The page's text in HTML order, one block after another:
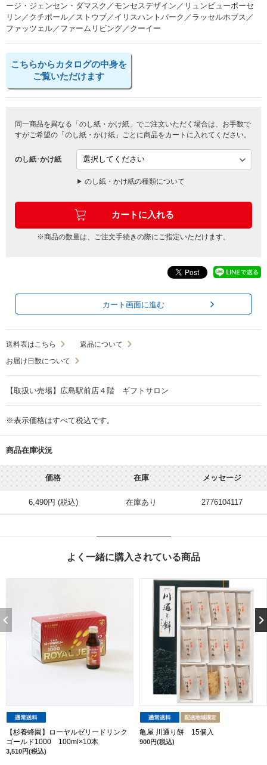
ージ・ジェンセン・ダマスク／モンセスデザイン／リュンビューポーセ
リン／クチポール／ストウブ／イリスハントバーク／ラッセルホブス／
ファッツェル／ファームリビング／クーイー
こちらからカタログの中身を
ご覧いただけます
同一商品を異なる「のし紙・かけ紙」でご注文いただく場合は、お手数で
すがご希望の「のし紙・かけ紙」ごとに商品をカートに入れてください。
のし紙･かけ紙
のし紙・かけ紙の種類について
※商品の数量は、ご注文手続きの際にご指定いただけます。
カート画面に進む
送料表はこちら
返品について
お届け日数について
【取扱い売場】広島駅前店４階 ギフトサロン
※表示価格はすべて税込です。
商品在庫状況
価格 在庫 メッセージ
6,490円 (税込) 在庫あり 2776104117
よく一緒に購入されている商品
【杉養蜂園】ローヤルゼリードリンク
ゴールド1000 100ml×10本
3,510円(税込)
亀屋 川通り餅 15個入
900円(税込)